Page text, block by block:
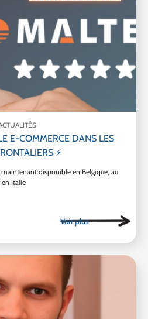
E-COMMERCE DANS LES
⚡
disponible en Belgique, au
en Italie